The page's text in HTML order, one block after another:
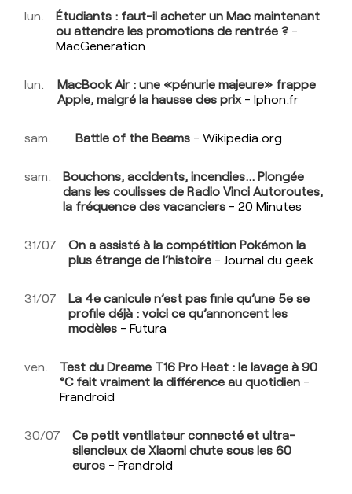
lun.
Étudiants : faut-il acheter un Mac maintenant
ou attendre les promotions de rentrée ? -
MacGeneration
lun.
MacBook Air : une «pénurie majeure» frappe
Apple, malgré la hausse des prix - Iphon.fr
sam. Battle of the Beams - Wikipedia.org
sam.
Bouchons, accidents, incendies… Plongée
dans les coulisses de Radio Vinci Autoroutes,
la fréquence des vacanciers - 20 Minutes
31/07
On a assisté à la compétition Pokémon la
plus étrange de l’histoire - Journal du geek
31/07
La 4e canicule n’est pas finie qu’une 5e se
profile déjà : voici ce qu’annoncent les
modèles - Futura
ven.
Test du Dreame T16 Pro Heat : le lavage à 90
°C fait vraiment la différence au quotidien -
Frandroid
30/07
Ce petit ventilateur connecté et ultra-
silencieux de Xiaomi chute sous les 60
euros - Frandroid